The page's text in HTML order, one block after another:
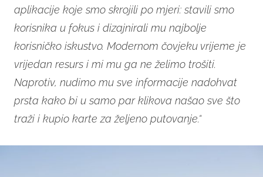
aplikacije koje smo skrojili po mjeri: stavili smo
korisnika u fokus i dizajnirali mu najbolje
korisničko iskustvo. Modernom čovjeku vrijeme je
vrijedan resurs i mi mu ga ne želimo trošiti.
Naprotiv, nudimo mu sve informacije nadohvat
prsta kako bi u samo par klikova našao sve što
traži i kupio karte za željeno putovanje.“